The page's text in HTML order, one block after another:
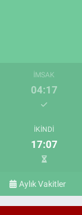
İMSAK
04:17
İKINDI
17:07
Aylık Vakitler